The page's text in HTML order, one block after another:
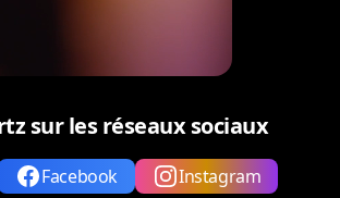
sur les réseaux sociaux
Facebook Instagram